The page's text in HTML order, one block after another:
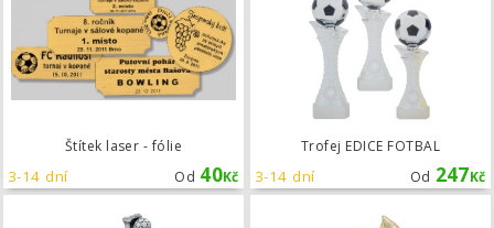
Štítek laser - fólie
Od 40Kč
3-14 dní
Trofej EDICE FOTBAL
Od 247Kč
3-14 dní